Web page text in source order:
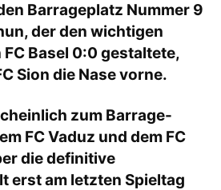
Barrageplatz Nummer 9
der den wichtigen
Basel 0:0 gestaltete,
Sion die Nase vorne.
zum Barrage-
FC Vaduz und dem FC
die definitive
erst am letzten Spieltag